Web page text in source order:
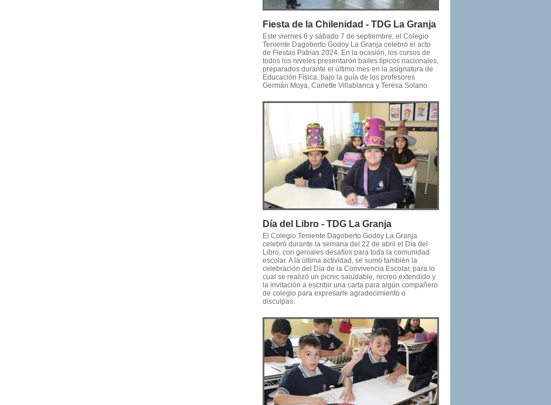
Fiesta de la Chilenidad - TDG La Granja
Este viernes 6 y sábado 7 de septiembre, el Colegio
Teniente Dagoberto Godoy La Granja celebró el acto
de Fiestas Patrias 2024. En la ocasión, los cursos de
todos los niveles presentaron bailes típicos nacionales,
preparados durante el último mes en la asignatura de
Educación Física, bajo la guía de los profesores
Germán Moya, Carlette Villablanca y Teresa Solano.
Día del Libro - TDG La Granja
El Colegio Teniente Dagoberto Godoy La Granja
celebró durante la semana del 22 de abril el Día del
Libro, con geniales desafíos para toda la comunidad
escolar. A la última actividad, se sumó también la
celebración del Día de la Convivencia Escolar, para lo
cual se realizó un picnic saludable, recreo extendido y
la invitación a escribir una carta para algún compañero
de colegio para expresarle agradecimiento o
disculpas.